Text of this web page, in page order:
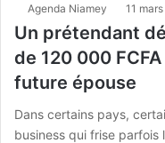
Agenda Niamey 11
Un prétendant
de 120 000
future épouse
Dans certains pays,
business qui frise parfois